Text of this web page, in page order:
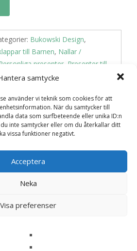
samtycke
använder vi teknik som cookies för att
När du samtycker till
data som surfbeteende eller unika ID:n
inte samtycker eller om du återkallar ditt
vissa funktioner negativt.
Acceptera
Neka
Visa preferenser
Bukowski Design,
till Barnen, Nallar /
presenter Presenter till
(stor) – Bukowski
inte publiceras.